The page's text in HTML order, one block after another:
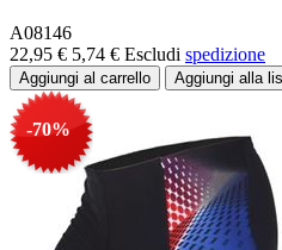
A08146
22,95 € 5,74 € Escludi spedizione
-70%